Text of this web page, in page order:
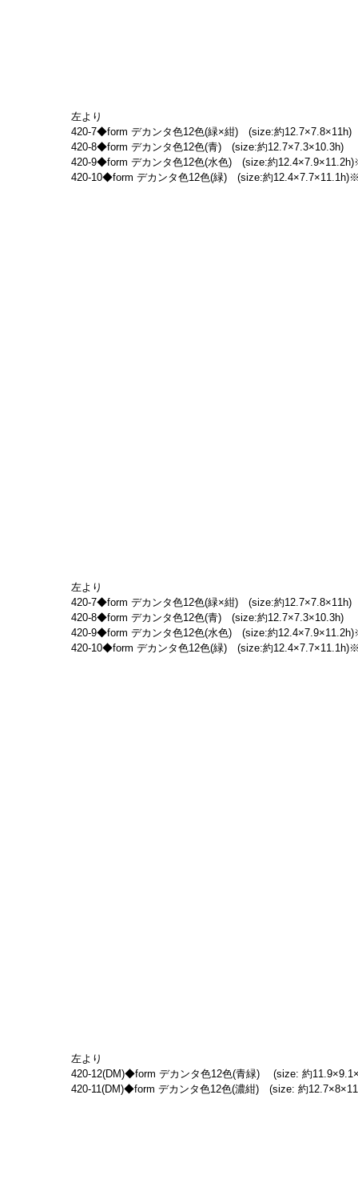
左より
420-7◆form デカンタ色12色(緑×紺)　(size:約12.7×7.8×11h)
420-8◆form デカンタ色12色(青)　(size:約12.7×7.3×10.3h)
420-9◆form デカンタ色12色(水色)　(size:約
420-10◆form デカンタ色12色(緑)　(size:約
左より
420-7◆form デカンタ色12色(緑×紺)　(size:約12.7×7.8×11h)
420-8◆form デカンタ色12色(青)　(size:約12.7×7.3×10.3h)
420-9◆form デカンタ色12色(水色)　(size:約
420-10◆form デカンタ色12色(緑)　(size:約
左より
420-12(DM)◆form デカンタ色12色(青緑) 　(size: 約
420-11(DM)◆form デカンタ色12色(濃紺)　(size: 約